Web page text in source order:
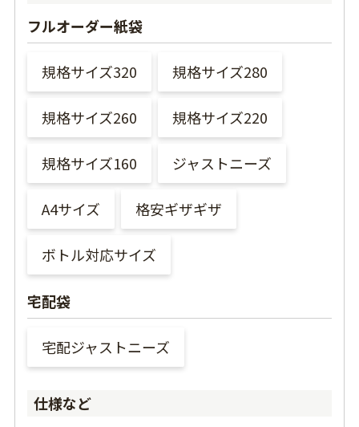
フルオーダー紙袋
規格サイズ320 規格サイズ280
規格サイズ260 規格サイズ220
規格サイズ160 ジャストニーズ
A4サイズ 格安ギザギザ
ボトル対応サイズ
宅配袋
宅配ジャストニーズ
仕様など